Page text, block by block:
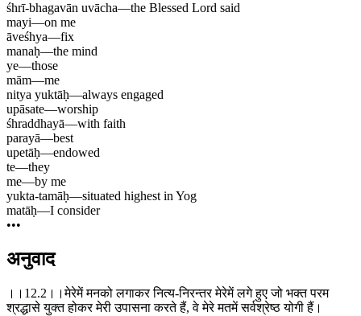
śhrī-bhagavān uvācha—the Blessed Lord said
mayi—on me
āveśhya—fix
manaḥ—the mind
ye—those
mām—me
nitya yuktāḥ—always engaged
upāsate—worship
śhraddhayā—with faith
parayā—best
upetāḥ—endowed
te—they
me—by me
yukta-tamāḥ—situated highest in Yog
matāḥ—I consider
•••
अनुवाद
।।12.2।।मेरेमें मनको लगाकर नित्य-निरन्तर मेरेमें लगे हुए जो भक्त परम
श्रद्धासे युक्त होकर मेरी उपासना करते हैं, वे मेरे मतमें सर्वश्रेष्ठ योगी हैं।